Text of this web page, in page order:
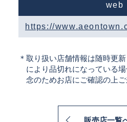
web
https://
＊取り扱い店舗情報は随時更
により品切れになっている場
念のためお店にご確認の上ご